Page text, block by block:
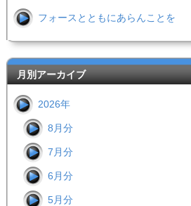
フォースとともにあらんことを
月別アーカイブ
2026年
8月分
7月分
6月分
5月分